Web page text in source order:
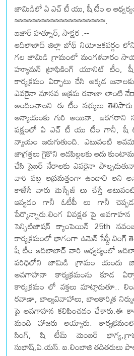
జామిడిలో ఏ ఎచ్ టీ యు, షీ టీం ల
≈≈≈≈≈≈≈≈≈≈≈≈≈≈≈≈≈≈≈≈.
బజార్ హత్నూర్, సాక్షర :--
ఆదిలాబాద్ జిల్లా బోథ్ నియోజకవర్గం
గల జామిడి గ్రామంలో మంగళవారం
హ్యూమన్ ట్రాఫికింగ్ యూనిట్ టీం,
కార్యక్రమం ఏర్పాటు చేసి అక్కడ
ఎవరైనా మానవ అక్రమ రవాణా లాంటి
అందించాలని ఈ టీం సభ్యులు
అన్యాయంకు గురి అయినా, జరగరాని
పక్షంలో ఏ ఎచ్ టీ యు టీం గానీ, షీ
న్యాయం జరుగుతుంది. ఎటువంటి
జాగ్రత్తలు గైకొని ఆడపిల్లలకు ఆదు
చేసి సైబర్ నేరాలకు ఎవరైనా
వారి పట్ల అప్రమత్తంగా ఉండాలి అని
కాజేసే వారు మెస్సేజ్ లు చేస్తే
ఇవ్వడం గానీ ఓటీపీ లు గానీ
పేర్కొన్నారు.లింగ వివక్షత పై అవగాహన
సెన్సిటిజాషన్ క్యాంపెయిన్ 25th
కార్యక్రమంలో భాగంగా ఉమెన్ సేఫ్టీ వింగ్
షీ టీం ఆదిలాబాద్ వారి ఆధ్వర్యంలో
పరిధిలోని జామిడి గ్రామం యందు
అవగాహనా కార్యక్రమంను కూడ
కార్యక్రమం లో వక్తలు మాట్లాడుతూ..
రవాణా, బాల్యవివాహాలు, బాలకార్మిక
పై అవగాహన కలిపించడం చేశారు.ఈ
మంది హాజరు అయ్యారు.
సింగ్, షి టీమ్ మెంబర్
సుభాష్,ఏ.యస్. ఐ.లింబాజి తదితరులు